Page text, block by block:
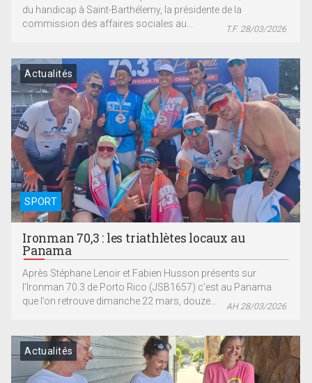
du handicap à Saint-Barthélemy, la présidente de la
commission des affaires sociales au...
T.F. 28/03/2026
SPORT
Actualités
Ironman 70,3 : les triathlètes locaux au
Panama
Après Stéphane Lenoir et Fabien Husson présents sur
l’Ironman 70.3 de Porto Rico (JSB1657) c’est au Panama
que l’on retrouve dimanche 22 mars, douze...
AH 28/03/2026
Actualités